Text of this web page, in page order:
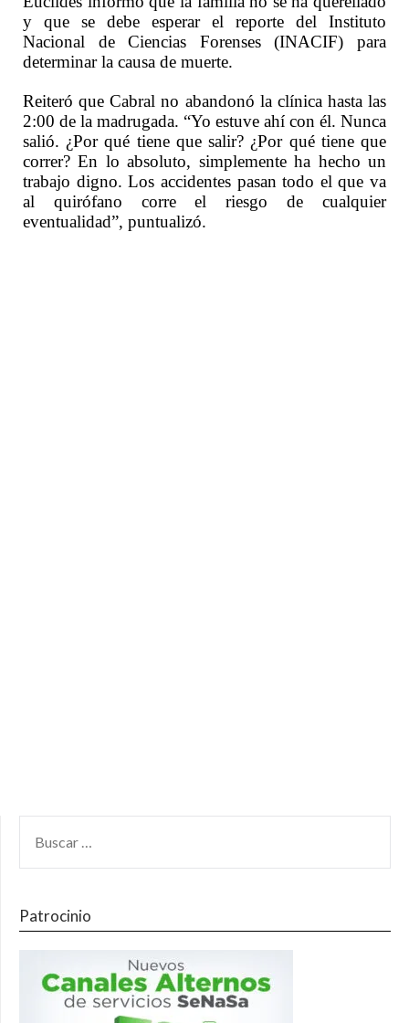
y que se debe esperar el reporte del Instituto
Nacional de Ciencias Forenses (INACIF) para
determinar la causa de muerte.
Reiteró que Cabral no abandonó la clínica hasta las
2:00 de la madrugada. “Yo estuve ahí con él. Nunca
salió. ¿Por qué tiene que salir? ¿Por qué tiene que
correr? En lo absoluto, simplemente ha hecho un
trabajo digno. Los accidentes pasan todo el que va
al quirófano corre el riesgo de cualquier
eventualidad”, puntualizó.
Patrocinio